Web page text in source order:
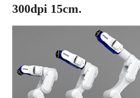
300dpi 15cm.